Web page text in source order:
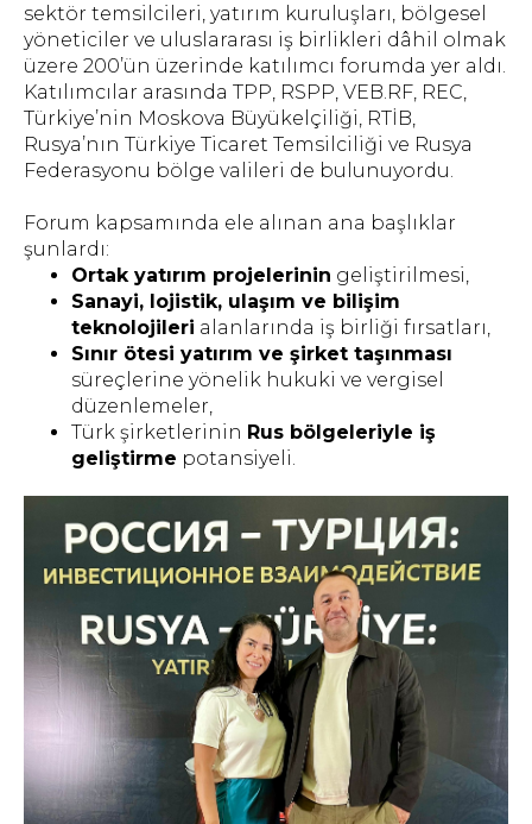
sektör temsilcileri, yatırım kuruluşları, bölgesel
yöneticiler ve uluslararası iş birlikleri dâhil olmak
üzere 200’ün üzerinde katılımcı forumda yer aldı.
Katılımcılar arasında TPP, RSPP, VEB.RF, REC,
Türkiye’nin Moskova Büyükelçiliği, RTİB,
Rusya’nın Türkiye Ticaret Temsilciliği ve Rusya
Federasyonu bölge valileri de bulunuyordu.
Forum kapsamında ele alınan ana başlıklar
şunlardı:
Ortak yatırım projelerinin geliştirilmesi,
Sanayi, lojistik, ulaşım ve bilişim
teknolojileri alanlarında iş birliği fırsatları,
Sınır ötesi yatırım ve şirket taşınması
süreçlerine yönelik hukuki ve vergisel
düzenlemeler,
Türk şirketlerinin Rus bölgeleriyle iş
geliştirme potansiyeli.